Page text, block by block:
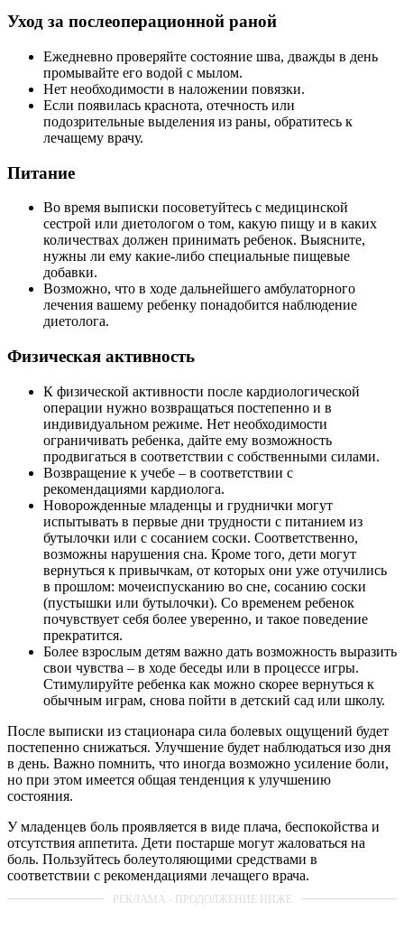
Уход за послеоперационной раной
Ежедневно проверяйте состояние шва, дважды в день
промывайте его водой с мылом.
Нет необходимости в наложении повязки.
Если появилась краснота, отечность или
подозрительные выделения из раны, обратитесь к
лечащему врачу.
Питание
Во время выписки посоветуйтесь с медицинской
сестрой или диетологом о том, какую пищу и в каких
количествах должен принимать ребенок. Выясните,
нужны ли ему какие-либо специальные пищевые
добавки.
Возможно, что в ходе дальнейшего амбулаторного
лечения вашему ребенку понадобится наблюдение
диетолога.
Физическая активность
К физической активности после кардиологической
операции нужно возвращаться постепенно и в
индивидуальном режиме. Нет необходимости
ограничивать ребенка, дайте ему возможность
продвигаться в соответствии с собственными силами.
Возвращение к учебе – в соответствии с
рекомендациями кардиолога.
Новорожденные младенцы и груднички могут
испытывать в первые дни трудности с питанием из
бутылочки или с сосанием соски. Соответственно,
возможны нарушения сна. Кроме того, дети могут
вернуться к привычкам, от которых они уже отучились
в прошлом: мочеиспусканию во сне, сосанию соски
(пустышки или бутылочки). Со временем ребенок
почувствует себя более уверенно, и такое поведение
прекратится.
Более взрослым детям важно дать возможность выразить
свои чувства – в ходе беседы или в процессе игры.
Стимулируйте ребенка как можно скорее вернуться к
обычным играм, снова пойти в детский сад или школу.
После выписки из стационара сила болевых ощущений будет
постепенно снижаться. Улучшение будет наблюдаться изо дня
в день. Важно помнить, что иногда возможно усиление боли,
но при этом имеется общая тенденция к улучшению
состояния.
У младенцев боль проявляется в виде плача, беспокойства и
отсутствия аппетита. Дети постарше могут жаловаться на
боль. Пользуйтесь болеутоляющими средствами в
соответствии с рекомендациями лечащего врача.